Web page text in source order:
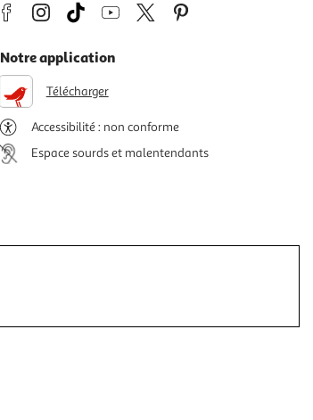
Notre application
Télécharger
Accessibilité : non conforme
Espace sourds et malentendants